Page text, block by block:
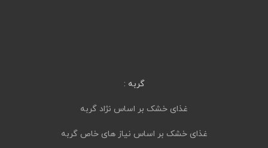
گربه :
غذای خشک بر اساس نژاد گربه
غذای خشک بر اساس نیاز های خاص گربه